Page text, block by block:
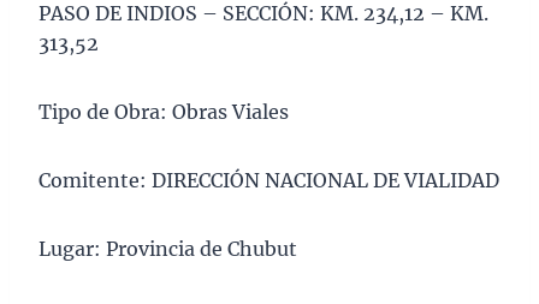
PASO DE INDIOS – SECCIÓN: KM. 234,12 – KM.
313,52
Tipo de Obra: Obras Viales
Comitente: DIRECCIÓN NACIONAL DE VIALIDAD
Lugar: Provincia de Chubut